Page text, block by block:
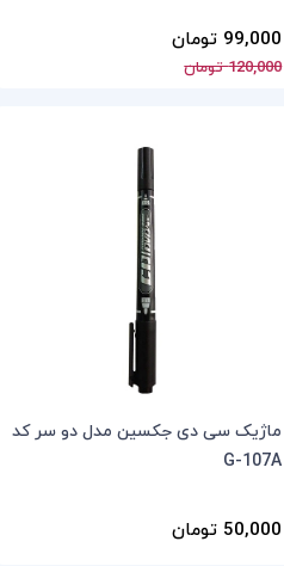
99,000 تومان
120,000 تومان
ماژیک سی دی جکسین مدل دو سر کد
G-107A
50,000 تومان